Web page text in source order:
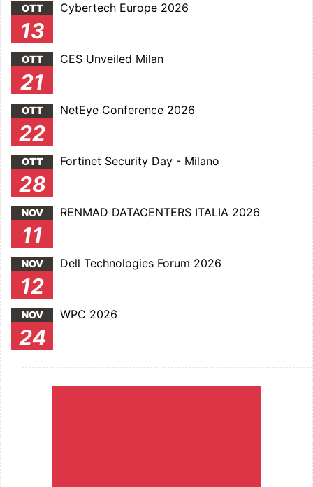
OTT
13
Cybertech Europe 2026
OTT
21
CES Unveiled Milan
OTT
22
NetEye Conference 2026
OTT
28
Fortinet Security Day - Milano
NOV
11
RENMAD DATACENTERS ITALIA 2026
NOV
12
Dell Technologies Forum 2026
NOV
24
WPC 2026